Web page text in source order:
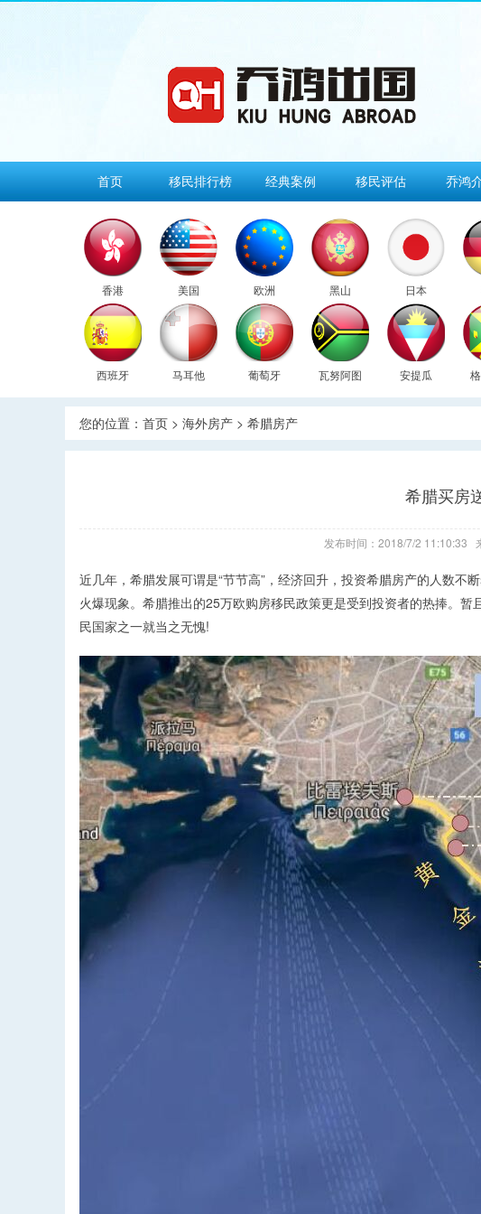
首页 移民排行榜 经典案例 移民评估 乔鸿
香港 美国 欧洲 黑山 日本
西班牙 马耳他 葡萄牙 瓦努阿图 安提瓜
您的位置： 首页 > 海外房产 > 希腊房产
希腊买房
发布时间：2018/7/2 11:10:33
近几年，希腊发展可谓是“节节高”，经济回升，投资希腊房产的人数
火爆现象。希腊推出的25万欧购房移民政策更是受到投资者的热捧。
民国家之一就当之无愧!